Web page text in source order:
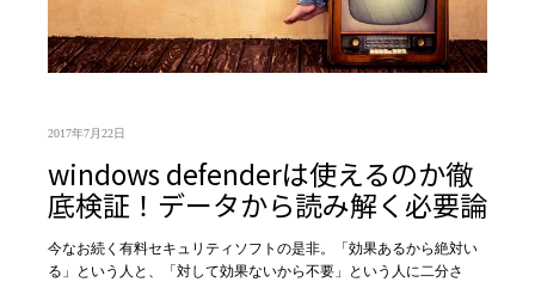
2017年7月22日
windows defenderは使えるのか徹
底検証！データから読み解く必要論
今なお続く有料セキュリティソフトの是非。「効果あるから絶対い
る」という人と、「対して効果ないから不要」という人に二分さ